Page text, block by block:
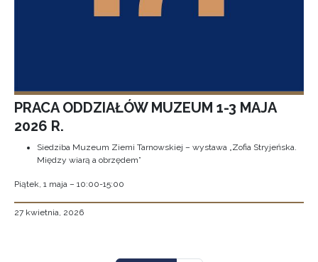
PRACA ODDZIAŁÓW MUZEUM 1-3 MAJA
2026 R.
Siedziba Muzeum Ziemi Tarnowskiej – wystawa „Zofia Stryjeńska.
Między wiarą a obrzędem”
Piątek, 1 maja – 10:00-15:00
27 kwietnia, 2026